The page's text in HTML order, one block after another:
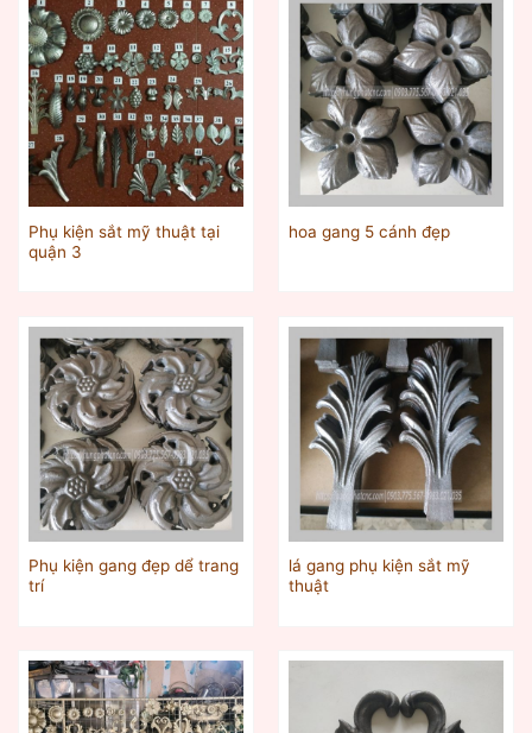
Phụ kiện sắt mỹ thuật tại
quận 3
hoa gang 5 cánh đẹp
Phụ kiện gang đẹp dể trang
trí
lá gang phụ kiện sắt mỹ
thuật